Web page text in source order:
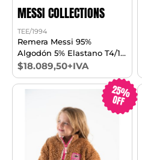
MESSI COLLECTIONS
TEE/1994
Remera Messi 95%
Algodón 5% Elastano T4/16
Argentina Mundial
$18.089,50+IVA
25%
OFF